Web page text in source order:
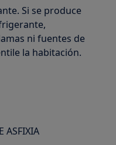
Si se produce
ni fuentes de
la habitación.
ASFIXIA